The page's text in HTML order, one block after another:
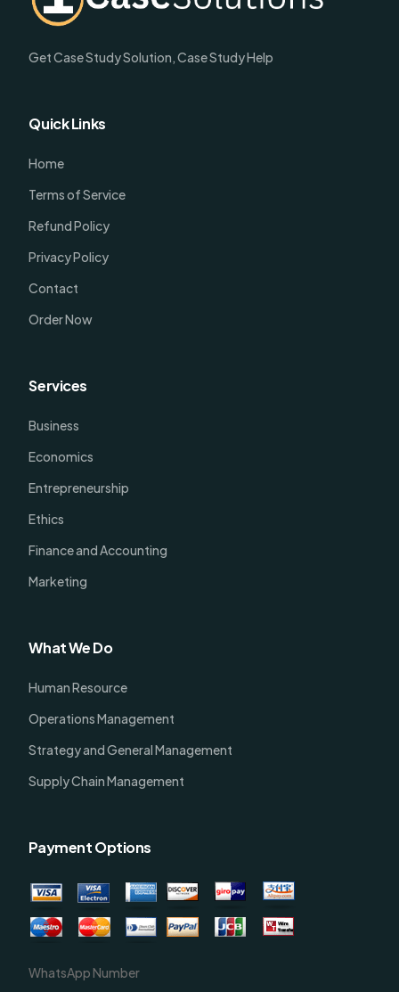
Get Case Study Solution, Case Study Help
Quick Links
Home
Terms of Service
Refund Policy
Privacy Policy
Contact
Order Now
Services
Business
Economics
Entrepreneurship
Ethics
Finance and Accounting
Marketing
What We Do
Human Resource
Operations Management
Strategy and General Management
Supply Chain Management
Payment Options
WhatsApp Number